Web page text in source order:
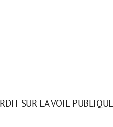
SUR LA VOIE PUBLIQUE